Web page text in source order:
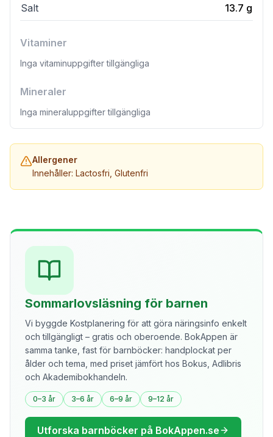
Salt 13.7 g
Vitaminer
Inga vitaminuppgifter tillgängliga
Mineraler
Inga mineraluppgifter tillgängliga
Allergener
Innehåller: Lactosfri, Glutenfri
Sommarlovsläsning för barnen
Vi byggde Kostplanering för att göra näringsinfo enkelt
och tillgängligt – gratis och oberoende. BokAppen är
samma tanke, fast för barnböcker: handplockat per
ålder och tema, med priset jämfört hos Bokus, Adlibris
och Akademibokhandeln.
0–3 år 3–6 år 6–9 år 9–12 år
Utforska barnböcker på BokAppen.se